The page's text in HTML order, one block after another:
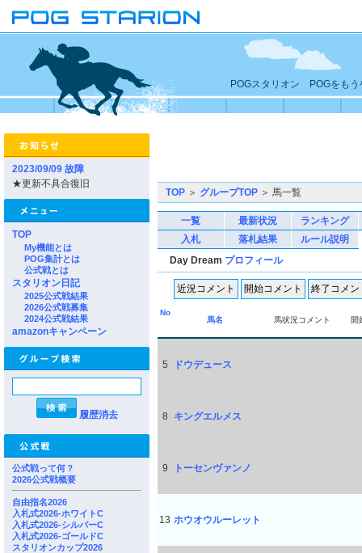
POGスタリオン POGをもう
2023/09/09 故障
★更新不具合復旧
TOP
My機能とは
POG集計とは
公式戦とは
スタリオン日記
2025公式戦結果
2026公式戦募集
2024公式戦結果
amazonキャンペーン
履歴消去
公式戦って何？
2026公式戦概要
自由指名2026
入札式2026-ホワイトC
入札式2026-シルバーC
入札式2026-ゴールドC
スタリオンカップ2026
TOP ＞ グループTOP ＞ 馬一覧
一覧 最新状況
ランキング
入札
落札結果
ルール説明
Day Dream プロフィール
No
馬名
馬状況コメント 開
5 ドウデュース
8 キングエルメス
9 トーセンヴァンノ
13 ホウオウルーレット